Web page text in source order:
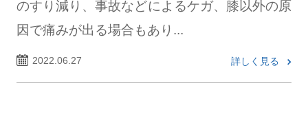
のすり減り、事故などによるケガ、膝以外の原
因で痛みが出る場合もあり...
2022.06.27 詳しく見る